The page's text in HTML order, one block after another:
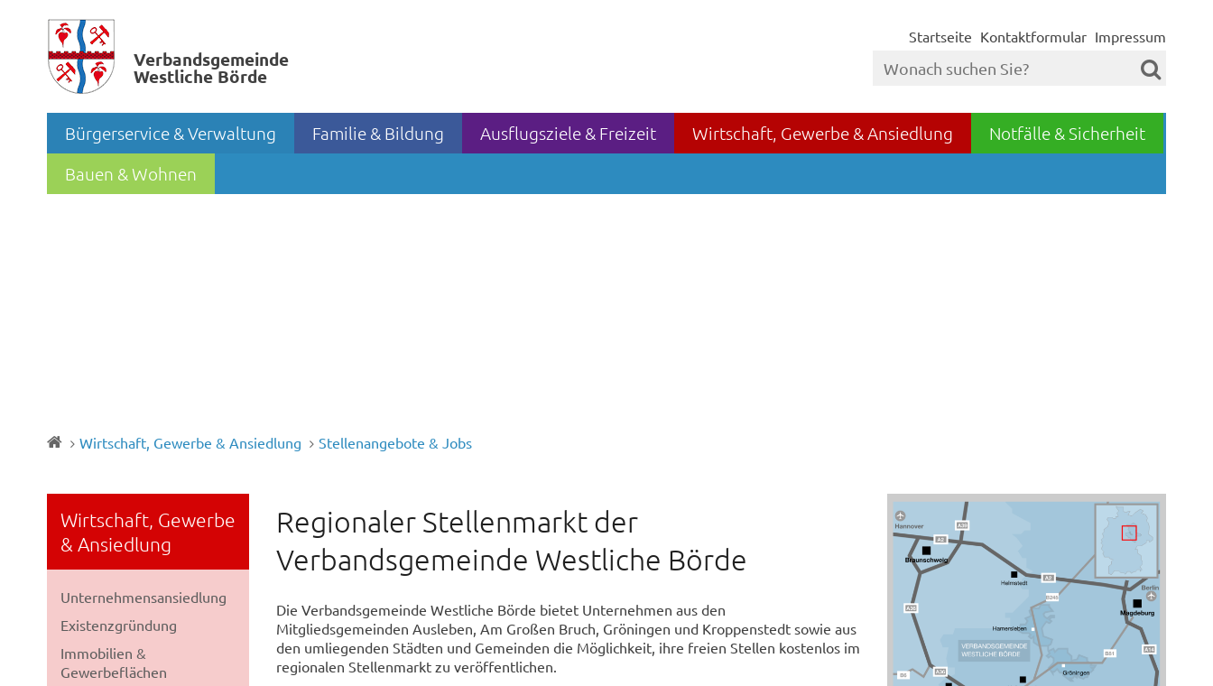
Verbands­gemeinde
Westliche Börde
Startseite Kontaktformular Impressum
Bürgerservice & Verwaltung Familie & Bildung Ausflugsziele & Freizeit Wirtschaft, Gewerbe & Ansiedlung
Notfälle & Sicherheit
Bauen & Wohnen
Wirtschaft, Gewerbe & Ansiedlung Stellenangebote & Jobs
Wirtschaft, Gewerbe
& Ansiedlung
Unternehmensansiedlung
Existenzgründung
Immobilien &
Gewerbeflächen
Regionaler Stellenmarkt der
Verbandsgemeinde Westliche Börde
Die Verbandsgemeinde Westliche Börde bietet Unternehmen aus den
Mitgliedsgemeinden Ausleben, Am Großen Bruch, Gröningen und Kroppenstedt sowie aus
den umliegenden Städten und Gemeinden die Möglichkeit, ihre freien Stellen kostenlos im
regionalen Stellenmarkt zu veröffentlichen.